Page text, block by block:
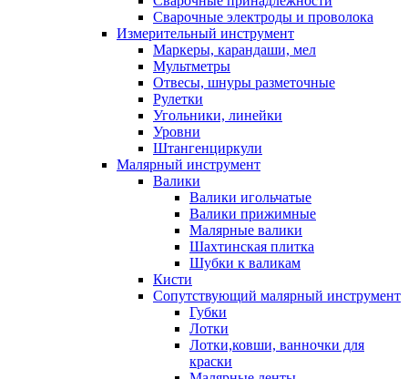
Сварочные электроды и проволока
Измерительный инструмент
Маркеры, карандаши, мел
Мультметры
Отвесы, шнуры разметочные
Рулетки
Угольники, линейки
Уровни
Штангенциркули
Малярный инструмент
Валики
Валики игольчатые
Валики прижимные
Малярные валики
Шахтинская плитка
Шубки к валикам
Кисти
Сопутствующий малярный инструмент
Губки
Лотки
Лотки,ковши, ванночки для
краски